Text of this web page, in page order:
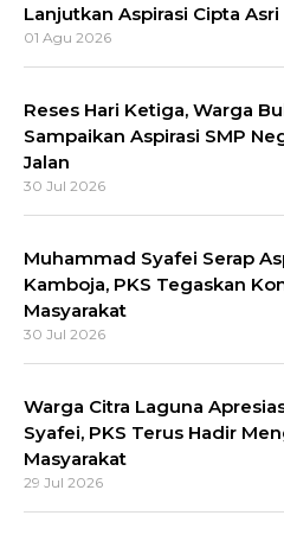
Lanjutkan Aspirasi Cipta Asri
01 Agu 2026
Reses Hari Ketiga, Warga
Sampaikan Aspirasi SMP
Jalan
30 Jul 2026
Muhammad Syafei Serap
Kamboja, PKS Tegaskan
Masyarakat
30 Jul 2026
Warga Citra Laguna
Syafei, PKS Terus Hadir
Masyarakat
29 Jul 2026